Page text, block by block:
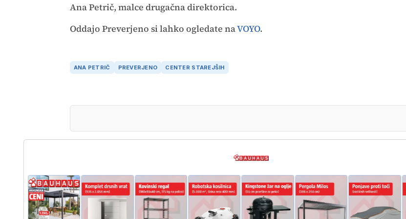
Ana Petrič, malce drugačna direktorica.
Oddajo Preverjeno si lahko ogledate naVOYO.
ANA PETRIČ PREVERJENO CENTER STAREJŠIH